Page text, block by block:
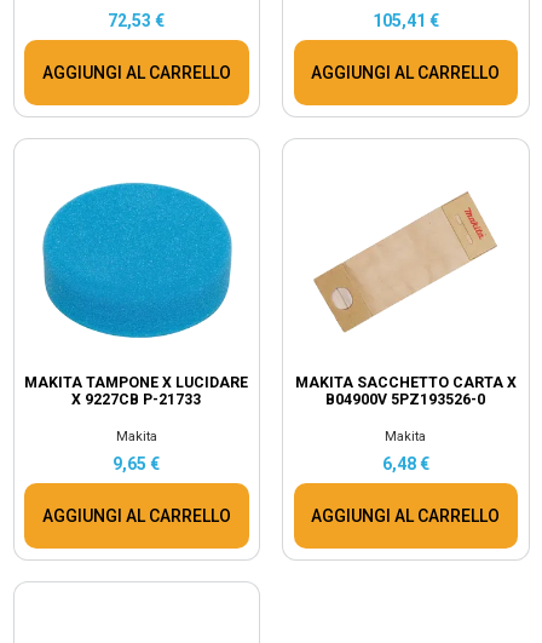
72,53 €
AGGIUNGI AL CARRELLO
105,41 €
AGGIUNGI AL CARRELLO
MAKITA TAMPONE X LUCIDARE
X 9227CB P-21733
Makita
9,65 €
AGGIUNGI AL CARRELLO
MAKITA SACCHETTO CARTA X
B04900V 5PZ193526-0
Makita
6,48 €
AGGIUNGI AL CARRELLO